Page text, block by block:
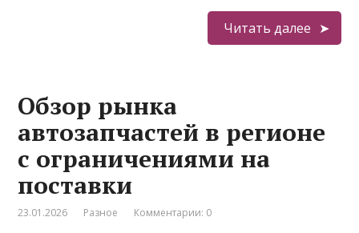
Читать далее
Обзор рынка
автозапчастей в регионе
с ограничениями на
поставки
23.01.2026 Разное Комментарии: 0